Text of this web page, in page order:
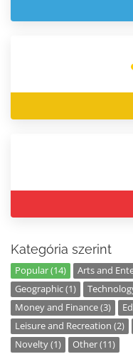
Kategória szerint
Popular (14) Arts and
Geographic (1)
Money and Finance (3)
Leisure and Recreation (2)
Novelty (1)
Other (11)